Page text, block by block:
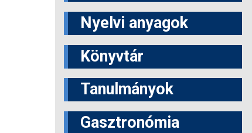
Nyelvi anyagok
Könyvtár
Tanulmányok
Gasztronómia